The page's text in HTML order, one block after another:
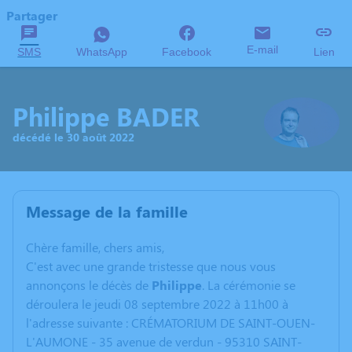
Partager
SMS WhatsApp Facebook E-mail Lien
Philippe BADER
décédé le 30 août 2022
Message de la famille
Chère famille, chers amis,
C'est avec une grande tristesse que nous vous
annonçons le décès de Philippe. La cérémonie se
déroulera le jeudi 08 septembre 2022 à 11h00 à
l'adresse suivante : CRÉMATORIUM DE SAINT-OUEN-
L'AUMONE - 35 avenue de verdun - 95310 SAINT-